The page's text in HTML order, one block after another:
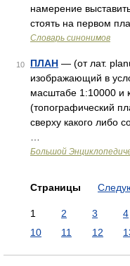
намерение
стоять на первом
Словарь синонимов
10 ПЛАН — (от лат.
изображающий в
масштабе 1:10000 и
(топографический
сверху какого либо
Большой
Страницы
1 2 3 4
10
11 12